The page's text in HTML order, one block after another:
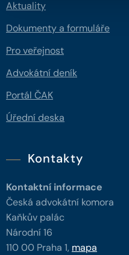
Aktuality
Dokumenty a formuláře
Pro veřejnost
Advokátní deník
Portál ČAK
Úřední deska
Kontakty
Kontaktní informace
Česká advokátní komora
Kaňkův palác
Národní 16
110 00 Praha 1, mapa